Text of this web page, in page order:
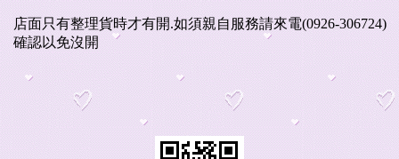
店面只有整理貨時才有開.如須親自服務請來電(0926-306724)
確認以免沒開